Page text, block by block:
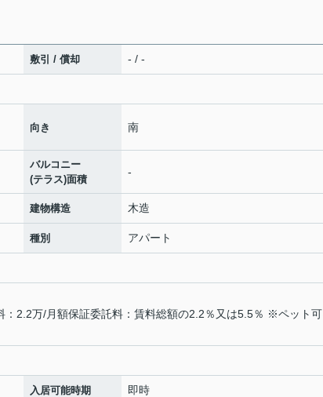
敷引 / 償却 - / -
向き 南
バルコニー
(テラス)面積
-
建物構造 木造
種別 アパート
：2.2万/月額保証委託料：賃料総額の2.2％又は5.5％ ※ペット
入居可能時期 即時